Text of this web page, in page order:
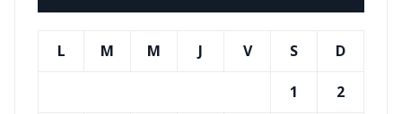
L M M J V S D
1 2